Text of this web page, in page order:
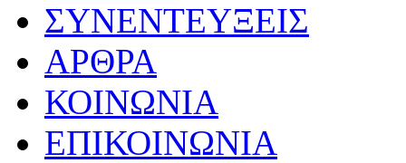
ΣΥΝΕΝΤΕΥΞΕΙΣ
ΑΡΘΡΑ
ΚΟΙΝΩΝΙΑ
ΕΠΙΚΟΙΝΩΝΙΑ